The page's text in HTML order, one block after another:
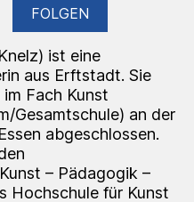
FOLGEN
ist eine
aus Erftstadt. Sie
Fach Kunst
Gesamtschule) an der
abgeschlossen.
– Pädagogik –
Hochschule für Kunst